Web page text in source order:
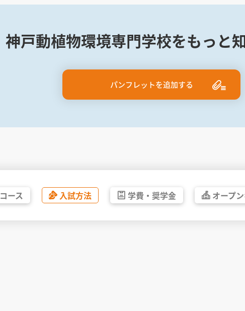
神戸動植物環境専門学校をもっと
パンフレットを追加する
コース 入試方法 学費・ 奨学金 オープン